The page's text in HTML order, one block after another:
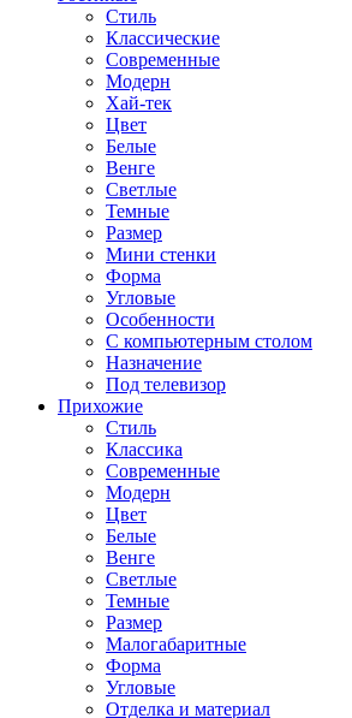
Стиль
Классические
Современные
Модерн
Хай-тек
Цвет
Белые
Венге
Светлые
Темные
Размер
Мини стенки
Форма
Угловые
Особенности
С компьютерным столом
Назначение
Под телевизор
Прихожие
Стиль
Классика
Современные
Модерн
Цвет
Белые
Венге
Светлые
Темные
Размер
Малогабаритные
Форма
Угловые
Отделка и материал